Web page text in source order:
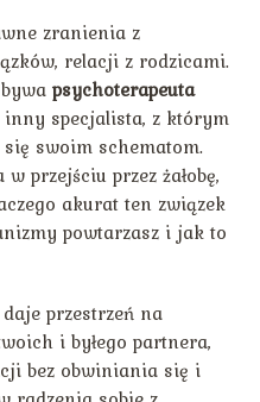
zranienia z
relacji z rodzicami.
psychoterapeuta
specjalista, z którym
swoim schematom.
przejściu przez żałobę,
akurat ten związek
powtarzasz i jak to
przestrzeń na
i byłego partnera,
bez obwiniania się i